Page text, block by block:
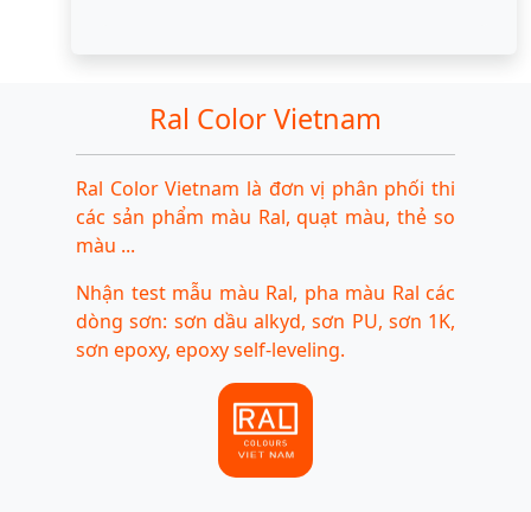
Ral Color Vietnam
Ral Color Vietnam là đơn vị phân phối thi
các sản phẩm màu Ral, quạt màu, thẻ so
màu ...
Nhận test mẫu màu Ral, pha màu Ral các
dòng sơn: sơn dầu alkyd, sơn PU, sơn 1K,
sơn epoxy, epoxy self-leveling.